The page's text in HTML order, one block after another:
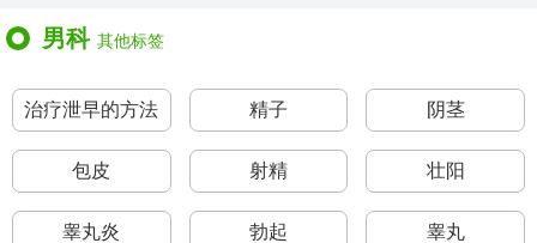
男科 其他标签
治疗泄早的方法 精子 阴茎
包皮 射精 壮阳
睾丸炎 勃起 睾丸